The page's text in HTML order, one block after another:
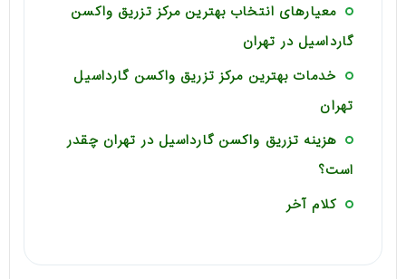
معیارهای انتخاب بهترین مرکز تزریق واکسن
گارداسیل در تهران
خدمات بهترین مرکز تزریق واکسن گارداسیل
تهران
هزینه تزریق واکسن گارداسیل در تهران چقدر
است؟
کلام آخر